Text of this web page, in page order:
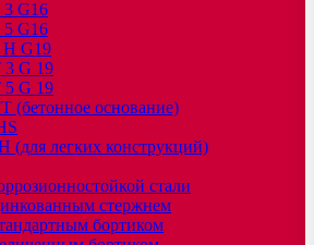
3 G16
5 G16
H G19
3 G 19
5 G 19
(бетонное основание)
(для легких конструкций)
стали
стержнем
бортиком